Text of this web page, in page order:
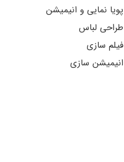
پویا نمایی و انیمیشن
طراحی لباس
فیلم سازی
انیمیشن سازی